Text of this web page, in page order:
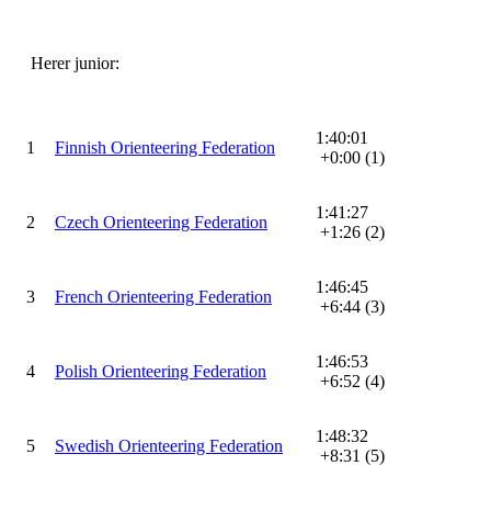
Herer junior:
1 Finnish Orienteering Federation
1:40:01
+0:00 (1)
2 Czech Orienteering Federation
1:41:27
+1:26 (2)
3 French Orienteering Federation
1:46:45
+6:44 (3)
4 Polish Orienteering Federation
1:46:53
+6:52 (4)
5 Swedish Orienteering Federation
1:48:32
+8:31 (5)